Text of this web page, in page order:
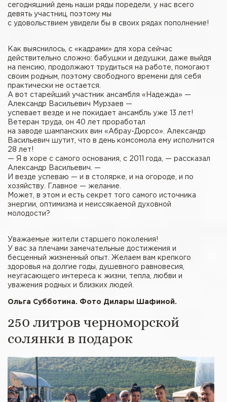
сегодняшний день наши ряды поредели, у нас всего
девять участниц, поэтому мы
с удовольствием увидели бы в своих рядах пополнение!
Как выяснилось, с «кадрами» для хора сейчас
действительно сложно: бабушки и дедушки, даже выйдя
на пенсию, продолжают трудиться на работе, помогают
своим родным, поэтому свободного времени для себя
практически не остается.
А вот старейший участник ансамбля «Надежда» —
Александр Васильевич Мурзаев —
успевает везде и не покидает ансамбль уже 13 лет!
Ветеран труда, он 40 лет проработал
на заводе шампанских вин «Абрау-Дюрсо». Александр
Васильевич шутит, что в день комсомола ему исполнится
28 лет!
— Я в хоре с самого основания, с 2011 года, — рассказал
Александр Васильевич. —
И везде успеваю — и в столярке, и на огороде, и по
хозяйству. Главное — желание.
Может, в этом и есть секрет того самого источника
энергии, оптимизма и неиссякаемой духовной
молодости?
Уважаемые жители старшего поколения!
У вас за плечами замечательные достижения и
бесценный жизненный опыт. Желаем вам крепкого
здоровья на долгие годы, душевного равновесия,
неугасающего интереса к жизни, тепла, любви и
уважения родных и близких людей.
Ольга Субботина. Фото Дилары Шафиной.
250 литров черноморской
солянки в подарок